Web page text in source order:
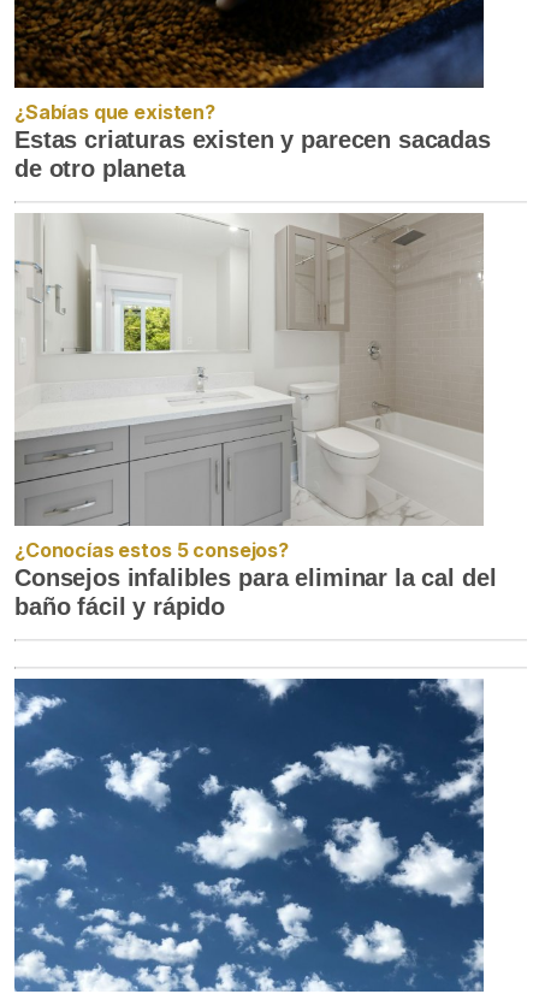
¿Sabías que existen?
Estas criaturas existen y parecen sacadas
de otro planeta
¿Conocías estos 5 consejos?
Consejos infalibles para eliminar la cal del
baño fácil y rápido